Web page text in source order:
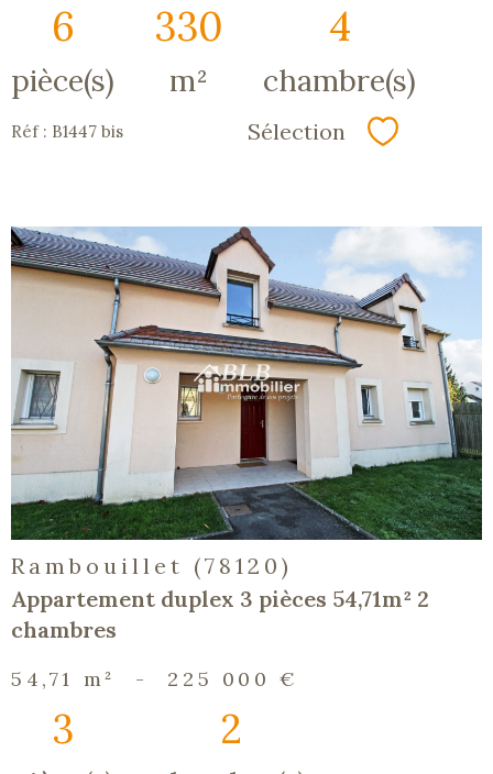
6
pièce(s)
330
m²
4
chambre(s)
Réf : B1447 bis Sélection
voir le
bien
Rambouillet (78120)
Appartement duplex 3 pièces 54,71m² 2
chambres
54,71 m² - 225 000 €
3 2